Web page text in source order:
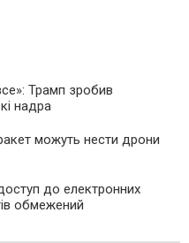
Трамп зробив
надра
можуть нести дрони
до електронних
обмежений